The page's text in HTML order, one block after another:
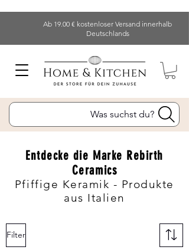
Ab 19.00 € kostenloser Versand innerhalb
Deutschlands
Was suchst du?
Entdecke die Marke Rebirth
Ceramics
Pfiffige Keramik - Produkte
aus Italien
Filter